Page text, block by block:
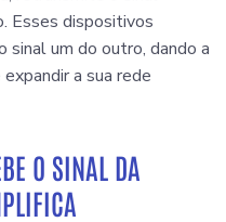
Esses dispositivos
um do outro, dando a
a sua rede
O SINAL DA